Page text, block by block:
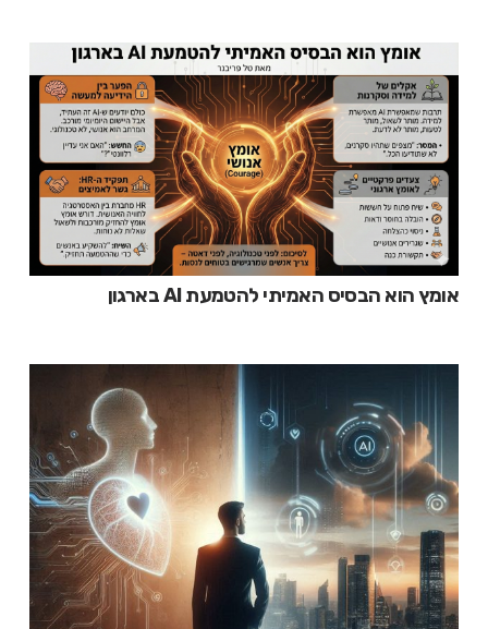
אומץ הוא הבסיס האמיתי להטמעת AI בארגון